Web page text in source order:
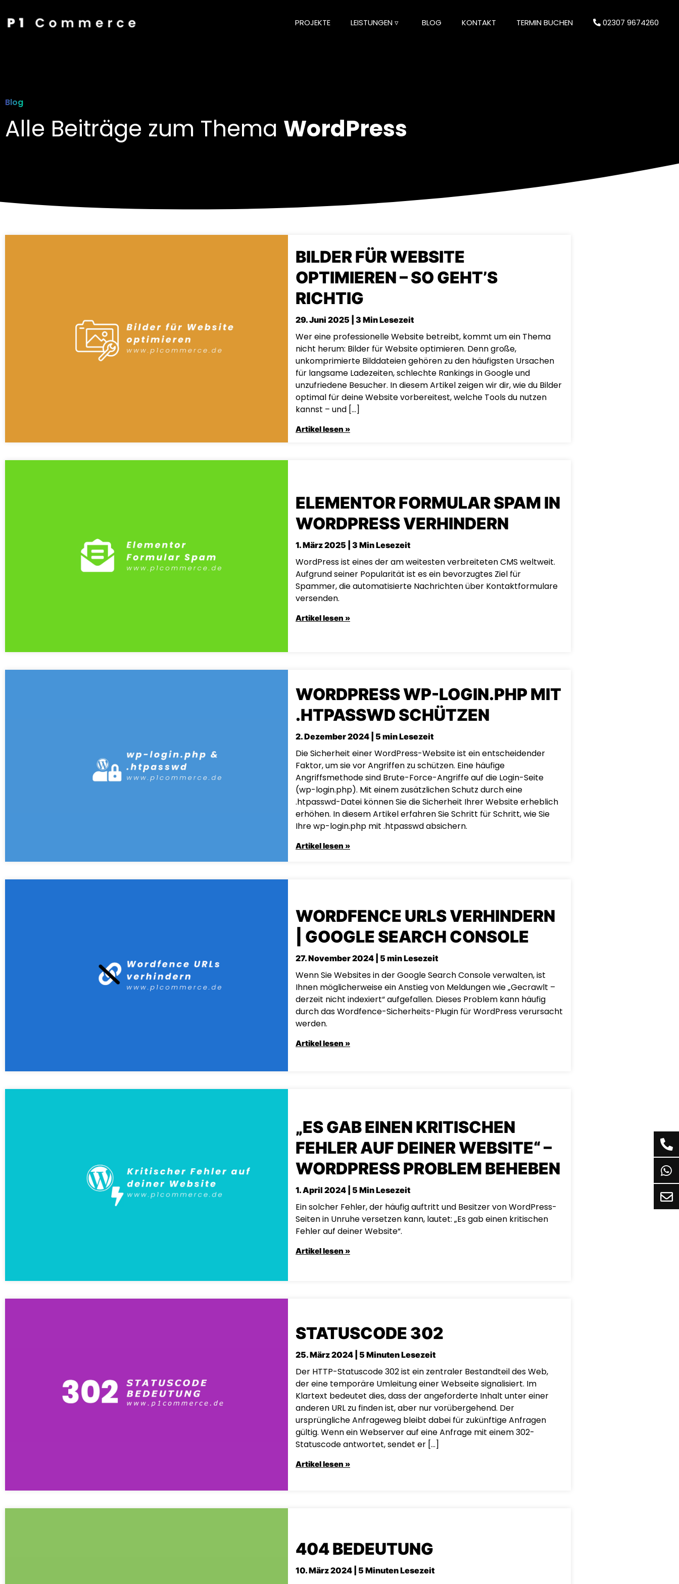
PROJEKTE LEISTUNGEN ▿ BLOG KONTAKT TERMIN BUCHEN 02307 9674260
Blog
Alle Beiträge zum Thema WordPress
BILDER FÜR WEBSITE
OPTIMIEREN – SO GEHT’S
RICHTIG
29. Juni 2025 | 3 Min Lesezeit
Wer eine professionelle Website betreibt, kommt um ein Thema
nicht herum: Bilder für Website optimieren. Denn große,
unkomprimierte Bilddateien gehören zu den häufigsten Ursachen
für langsame Ladezeiten, schlechte Rankings in Google und
unzufriedene Besucher. In diesem Artikel zeigen wir dir, wie du Bilder
optimal für deine Website vorbereitest, welche Tools du nutzen
kannst – und […]
Artikel lesen »
ELEMENTOR FORMULAR SPAM IN
WORDPRESS VERHINDERN
1. März 2025 | 3 Min Lesezeit
WordPress ist eines der am weitesten verbreiteten CMS weltweit.
Aufgrund seiner Popularität ist es ein bevorzugtes Ziel für
Spammer, die automatisierte Nachrichten über Kontaktformulare
versenden.
Artikel lesen »
WORDPRESS WP-LOGIN.PHP MIT
.HTPASSWD SCHÜTZEN
2. Dezember 2024 | 5 min Lesezeit
Die Sicherheit einer WordPress-Website ist ein entscheidender
Faktor, um sie vor Angriffen zu schützen. Eine häufige
Angriffsmethode sind Brute-Force-Angriffe auf die Login-Seite
(wp-login.php). Mit einem zusätzlichen Schutz durch eine
.htpasswd-Datei können Sie die Sicherheit Ihrer Website erheblich
erhöhen. In diesem Artikel erfahren Sie Schritt für Schritt, wie Sie
Ihre wp-login.php mit .htpasswd absichern.
Artikel lesen »
WORDFENCE URLS VERHINDERN
| GOOGLE SEARCH CONSOLE
27. November 2024 | 5 min Lesezeit
Wenn Sie Websites in der Google Search Console verwalten, ist
Ihnen möglicherweise ein Anstieg von Meldungen wie „Gecrawlt –
derzeit nicht indexiert“ aufgefallen. Dieses Problem kann häufig
durch das Wordfence-Sicherheits-Plugin für WordPress verursacht
werden.
Artikel lesen »
„ES GAB EINEN KRITISCHEN
FEHLER AUF DEINER WEBSITE“ –
WORDPRESS PROBLEM BEHEBEN
1. April 2024 | 5 Min Lesezeit
Ein solcher Fehler, der häufig auftritt und Besitzer von WordPress-
Seiten in Unruhe versetzen kann, lautet: „Es gab einen kritischen
Fehler auf deiner Website“.
Artikel lesen »
STATUSCODE 302
25. März 2024 | 5 Minuten Lesezeit
Der HTTP-Statuscode 302 ist ein zentraler Bestandteil des Web,
der eine temporäre Umleitung einer Webseite signalisiert. Im
Klartext bedeutet dies, dass der angeforderte Inhalt unter einer
anderen URL zu finden ist, aber nur vorübergehend. Der
ursprüngliche Anfrageweg bleibt dabei für zukünftige Anfragen
gültig. Wenn ein Webserver auf eine Anfrage mit einem 302-
Statuscode antwortet, sendet er […]
Artikel lesen »
404 BEDEUTUNG
10. März 2024 | 5 Minuten Lesezeit